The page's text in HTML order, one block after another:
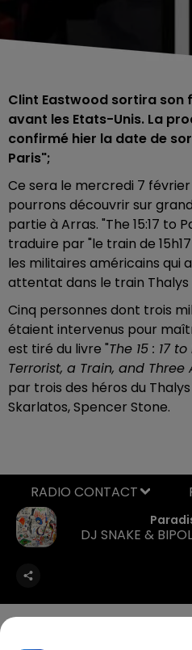
Clint Eastwood sortira son
avant les Etats-Unis. La
confirmé hier la date de
Paris";
Ce sera le mercredi 7
pourrons découvrir sur
partie à Arras. "The 15:17 to
traduire par "le train de
les militaires américains qui
attentat dans le train Thalys
Cinq personnes dont trois
étaient intervenus pour
est tiré du livre "The 15 : 17
Terrorist, a Train, and Three
par trois des héros du
Skarlatos, Spencer Stone.
DJ SNAKE &